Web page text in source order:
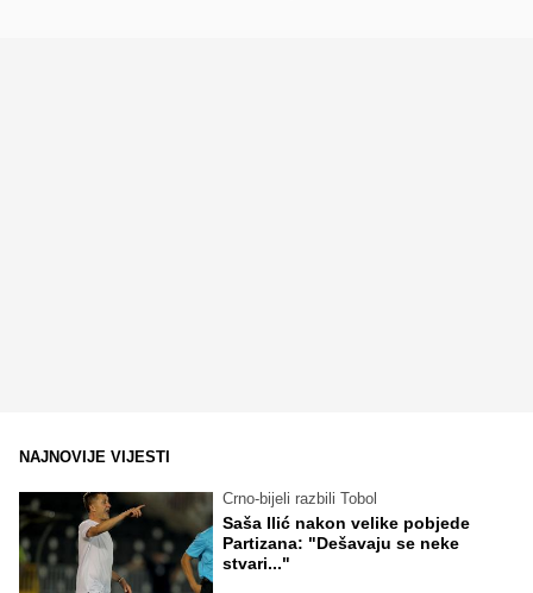
NAJNOVIJE VIJESTI
Crno-bijeli razbili Tobol
Saša Ilić nakon velike pobjede
Partizana: "Dešavaju se neke
stvari..."